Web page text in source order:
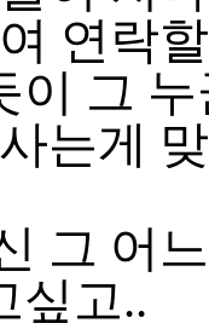
연락
이 그
는게
그 어
싶고..